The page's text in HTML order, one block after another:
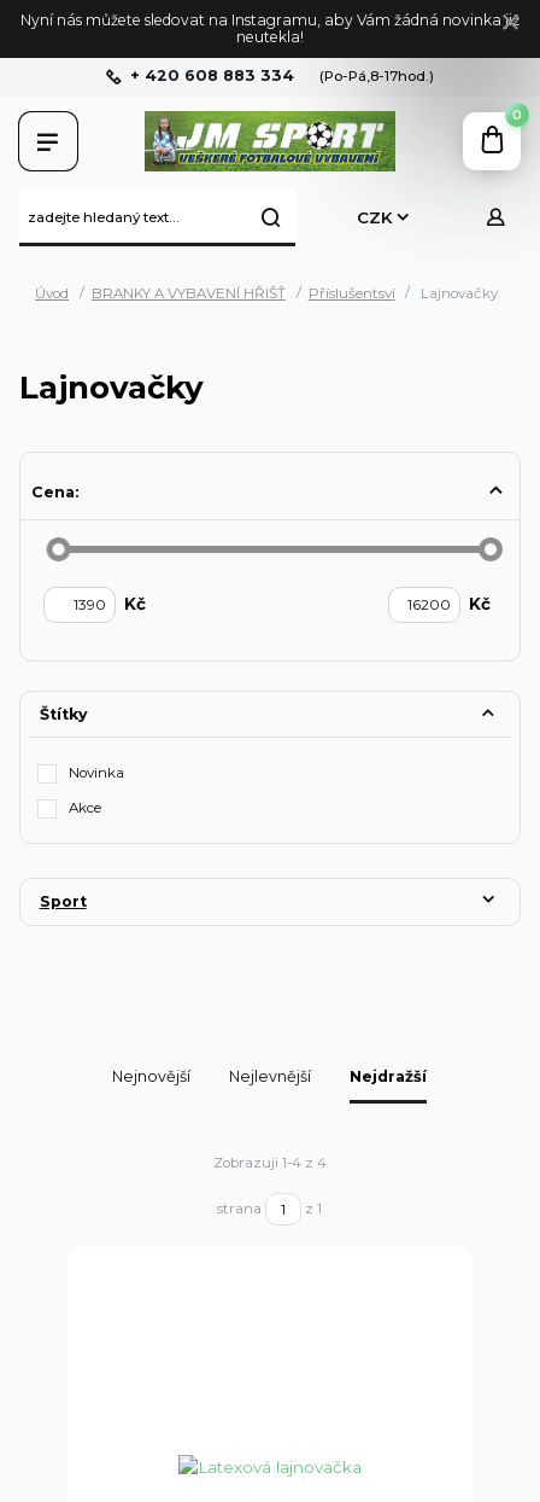
Nyní nás můžete sledovat na Instagramu, aby Vám žádná novinka již
neutekla!
CZK
+ 420 608 883 334 (Po-Pá,8-17hod.)
0
Úvod BRANKY A VYBAVENÍ HŘIŠŤ Příslušentsví Lajnovačky
Lajnovačky
Cena:
Kč Kč
Štítky
Novinka
Akce
Sport
Nejnovější Nejlevnější Nejdražší
Zobrazuji 1-4 z 4
strana z 1